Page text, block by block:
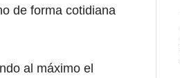
de forma cotidiana
al máximo el